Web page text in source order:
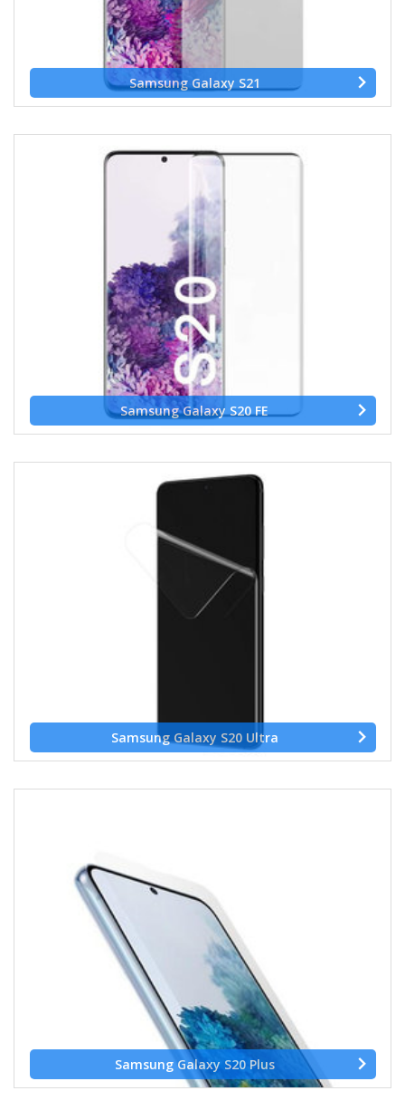
Samsung Galaxy S21
Samsung Galaxy S20 FE
Samsung Galaxy S20 Ultra
Samsung Galaxy S20 Plus